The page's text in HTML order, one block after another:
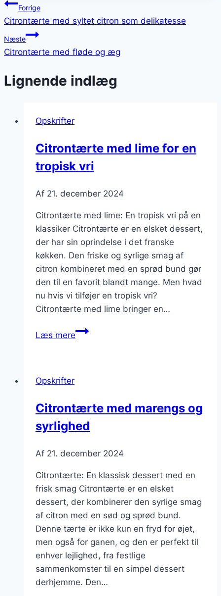
Indlægsnavigation
Forrige
Citrontærte med syltet citron som delikatesse
Næste
Citrontærte med fløde og æg
Lignende indlæg
Opskrifter
Citrontærte med lime for en
tropisk vri
Af 21. december 2024
Citrontærte med lime: En tropisk vri på en
klassiker Citrontærte er en elsket dessert,
der har sin oprindelse i det franske
køkken. Den friske og syrlige smag af
citron kombineret med en sprød bund gør
den til en favorit blandt mange. Men hvad
nu hvis vi tilføjer en tropisk vri?
Citrontærte med lime bringer en…
Læs mereCitrontærte
vri
Opskrifter
Citrontærte med marengs og
syrlighed
Af 21. december 2024
Citrontærte: En klassisk dessert med en
frisk smag Citrontærte er en elsket
dessert, der kombinerer den syrlige smag
af citron med en sød og sprød bund.
Denne tærte er ikke kun en fryd for øjet,
men også for ganen, og den er perfekt til
enhver lejlighed, fra festlige
sammenkomster til en simpel dessert
derhjemme. Den…